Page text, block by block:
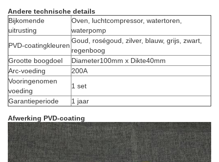
Andere technische details
Bijkomende
uitrusting
Oven, luchtcompressor, watertoren,
waterpomp
PVD-coatingkleuren
Goud, roségoud, zilver, blauw, grijs, zwart,
regenboog
Grootte boogdoel
Diameter100mm x Dikte40mm
Arc-voeding
200A
Vooringenomen
voeding
1 set
Garantieperiode
1 jaar
Afwerking PVD-coating